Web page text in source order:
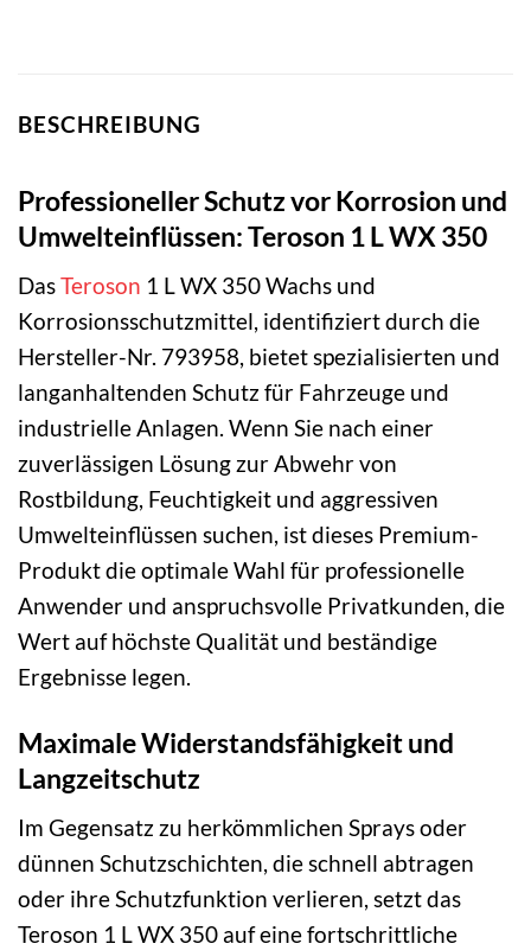
BESCHREIBUNG
Professioneller Schutz vor Korrosion und
Umwelteinflüssen: Teroson 1 L WX 350
DasTeroson 1 L WX 350 Wachs und
Korrosionsschutzmittel, identifiziert durch die
Hersteller-Nr. 793958, bietet spezialisierten und
langanhaltenden Schutz für Fahrzeuge und
industrielle Anlagen. Wenn Sie nach einer
zuverlässigen Lösung zur Abwehr von
Rostbildung, Feuchtigkeit und aggressiven
Umwelteinflüssen suchen, ist dieses Premium-
Produkt die optimale Wahl für professionelle
Anwender und anspruchsvolle Privatkunden, die
Wert auf höchste Qualität und beständige
Ergebnisse legen.
Maximale Widerstandsfähigkeit und
Langzeitschutz
Im Gegensatz zu herkömmlichen Sprays oder
dünnen Schutzschichten, die schnell abtragen
oder ihre Schutzfunktion verlieren, setzt das
Teroson 1 L WX 350 auf eine fortschrittliche